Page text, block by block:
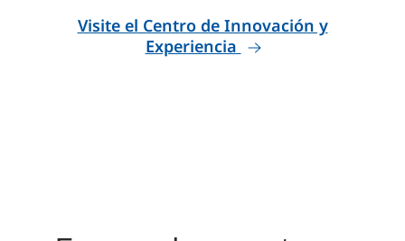
Visite el Centro de Innovación y
Experiencia